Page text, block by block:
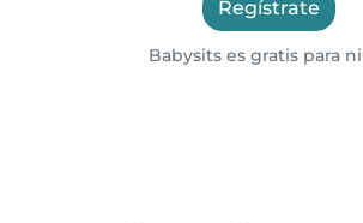
Regístrate
Babysits es gratis para